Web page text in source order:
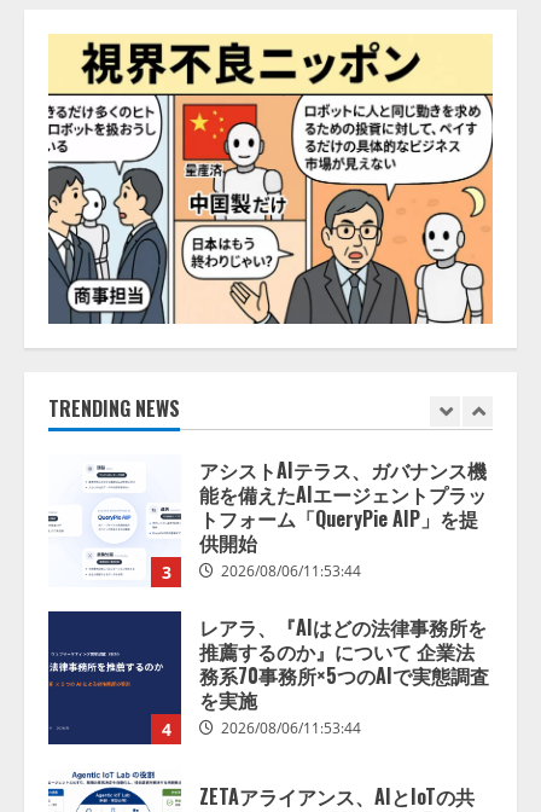
TRENDING NEWS
5
創を推進する 「Agentic IoT Lab」
を設立
2026/08/06/11:53:44
1
AI駆動開発の推進に向けて
「TinhVan Technologies JSC.」と業
務提携
2026/08/06/14:54:32
2
藤原竜也がAIで組織の改善点を見
抜く！ SKYSEA Client View 新テ
レビCM公開！ 新オプション！ AI
善を支援。 藤原竜也メイキング
動画公開 「もしAIが自分を分析し
ある」「昨年の夏はカブトムシを
捕まえたり、虫と戦ったり…」
2026/08/06/14:54:31
3
アシストAIテラス、ガバナンス機
能を備えたAIエージェントプラッ
トフォーム「QueryPie AIP」を提
供開始
2026/08/06/11:53:44
4
レアラ、『AIはどの法律事務所を
推薦するのか』について 企業法
務系70事務所×5つのAIで実態調査
を実施
2026/08/06/11:53:44
ZETAアライアンス、AIとIoTの共